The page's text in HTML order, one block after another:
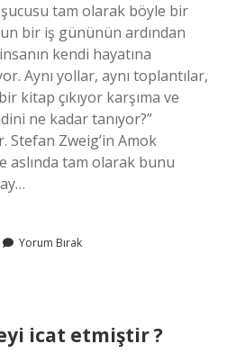
tam olarak böyle bir
bir iş gününün ardından
kendi hayatına
Aynı yollar, aynı toplantılar,
kitap çıkıyor karşıma ve
ne kadar tanıyor?”
Zweig’in Amok
aslında tam olarak bunu
Yorum Bırak
icat etmiştir ?